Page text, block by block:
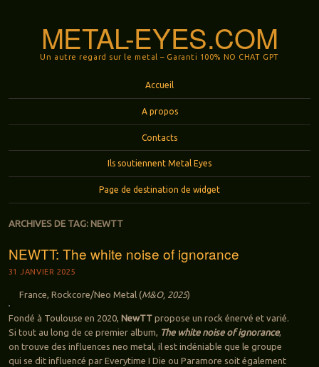
METAL-EYES.COM
Un autre regard sur le metal – Garanti 100% NO CHAT GPT
Accueil
A propos
Contacts
Ils soutiennent Metal Eyes
Page de destination de widget
ARCHIVES DE TAG: NEWTT
NEWTT: The white noise of ignorance
31 JANVIER 2025
France, Rockcore/Neo Metal (M&O, 2025)
Fondé à Toulouse en 2020, NewTTpropose un rock énervé et varié.
Si tout au long de ce premier album, The white noise of ignorance,
on trouve des influences neo metal, il est indéniable que le groupe
qui se dit influencé par Everytime I Die ou Paramore soit également